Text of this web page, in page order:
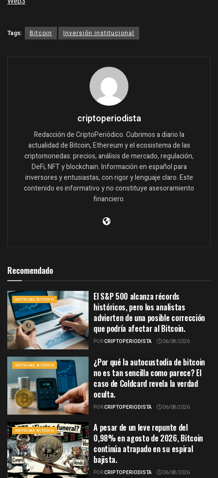
Tags: Bitcoin Inversión institucional
criptoperiodista
Redacción de CriptoPeriódico. Cubrimos a diario la
actualidad de Bitcoin, Ethereum y el ecosistema de las
criptomonedas: precios, análisis de mercado, regulación,
DeFi, NFT y blockchain. Información en español para
inversores y entusiastas, con rigor y lenguaje claro. Este
contenido es informativo y no constituye asesoramiento
financiero.
Recomendado
NOTICIAS BITCOIN
El S&P 500 alcanza récords
históricos, pero los analistas
advierten de una posible corrección
que podría afectar al Bitcoin.
PORCRIPTOPERIODISTA 06/08/2026
NOTICIAS BITCOIN
¿Por qué la autocustodia de bitcoin
no es tan sencilla como parece? El
caso de Coldcard revela la verdad
oculta.
PORCRIPTOPERIODISTA 06/08/2026
NOTICIAS BITCOIN
A pesar de un leve repunte del
0,98% en agosto de 2026, Bitcoin
continúa atrapado en su espiral
bajista.
PORCRIPTOPERIODISTA 06/08/2026